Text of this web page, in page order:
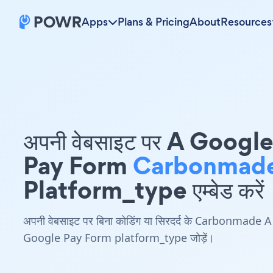
Apps Plans & PricingAboutResources
अपनी वेबसाइट पर A Google
Pay Form
Platform_type एम्बेड करें
अपनी वेबसाइट पर बिना कोडिंग या सिरदर्द के Carbonmade A
Google Pay Form platform_type जोड़ें।